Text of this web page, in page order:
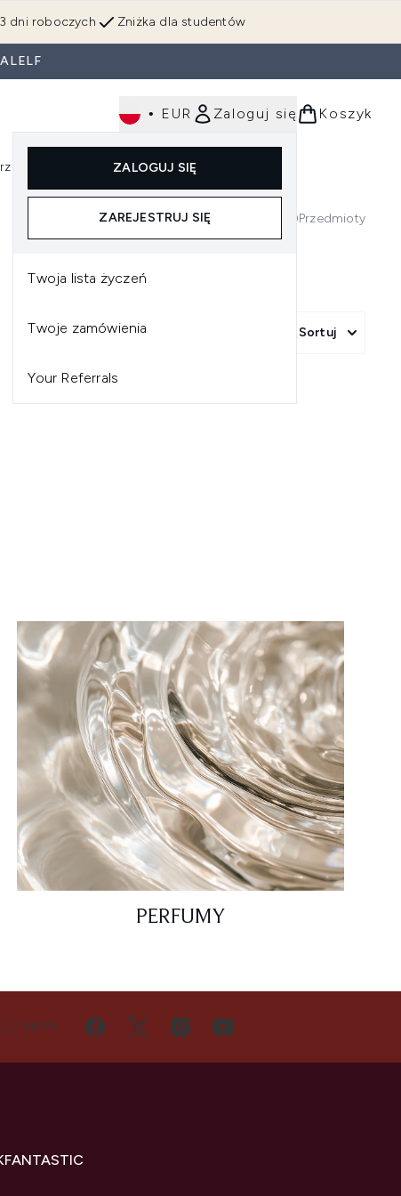
Zniżka dla studentów
dni roboczych
• EUR Zaloguj się
ZALOGUJ SIĘ
ZAREJESTRUJ SIĘ
Twoja lista życzeń
Twoje zamówienia
Your Referrals
Koszyk
do podmenu (Makijaż) Wejdź do podmenu (Włosy) Wejdź do podmenu (Narzędzia)
Dla mężczyzn
0Przedmioty
Sortuj
PERFUMY
Z NAMI